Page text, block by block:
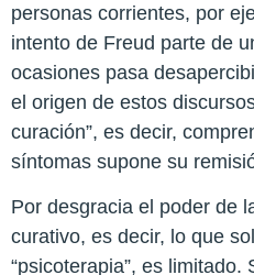
personas corrientes, por
intento de Freud parte de
ocasiones pasa
el origen de estos
curación”, es decir,
síntomas supone su
Por desgracia el poder de
curativo, es decir, lo que
“psicoterapia”, es limitado.